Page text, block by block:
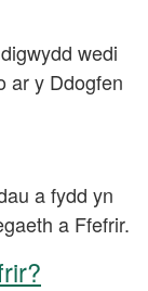
wedi
ar y Ddogfen
a fydd yn
a Ffefrir.